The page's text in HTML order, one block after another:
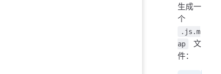
生成一
个
.js.m
ap
文
件：